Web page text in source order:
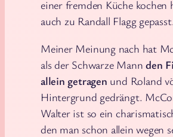
einer fremden Küche kochen
auch zu Randall Flagg gepasst.
Meiner Meinung nach hat
als der Schwarze Mannden
allein getragen und Roland
Hintergrund gedrängt.
Walter ist so ein
den man schon allein wegen